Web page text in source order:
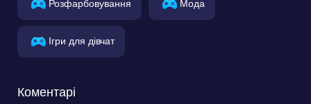
Розфарбовування Мода
Ігри для дівчат
Коментарі